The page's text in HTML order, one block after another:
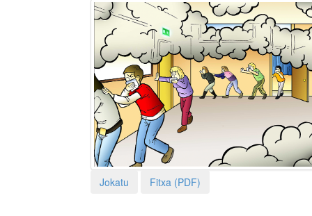
Jokatu Fitxa (PDF)